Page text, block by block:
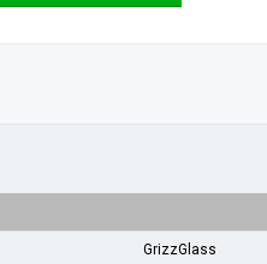
GrizzGlass